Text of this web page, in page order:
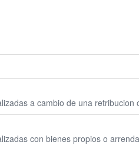
a cambio de una retribucion
con bienes propios o